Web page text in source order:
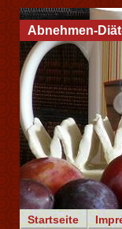
Startseite
Abnehmen-